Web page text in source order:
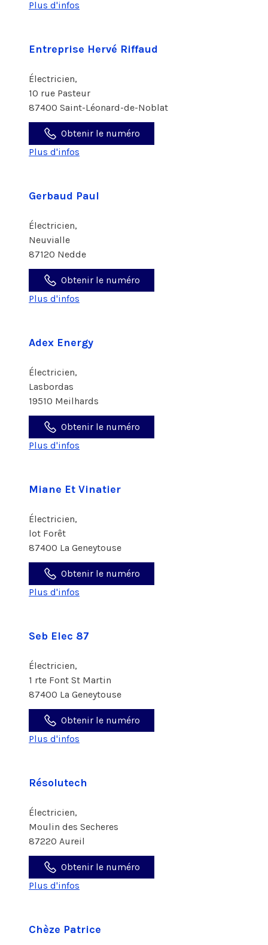
Plus d'infos
Entreprise Hervé Riffaud
Électricien,
10 rue Pasteur
87400 Saint-Léonard-de-Noblat
Obtenir le numéro
Plus d'infos
Gerbaud Paul
Électricien,
Neuvialle
87120 Nedde
Obtenir le numéro
Plus d'infos
Adex Energy
Électricien,
Lasbordas
19510 Meilhards
Obtenir le numéro
Plus d'infos
Miane Et Vinatier
Électricien,
lot Forêt
87400 La Geneytouse
Obtenir le numéro
Plus d'infos
Seb Elec 87
Électricien,
1 rte Font St Martin
87400 La Geneytouse
Obtenir le numéro
Plus d'infos
Résolutech
Électricien,
Moulin des Secheres
87220 Aureil
Obtenir le numéro
Plus d'infos
Chèze Patrice